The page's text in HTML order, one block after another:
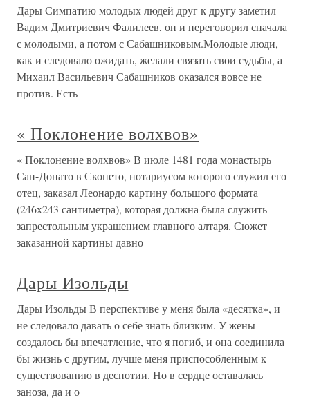
Дары Симпатию молодых людей друг к другу заметил
Вадим Дмитриевич Фалилеев, он и переговорил сначала
с молодыми, а потом с Сабашниковым.Молодые люди,
как и следовало ожидать, желали связать свои судьбы, а
Михаил Васильевич Сабашников оказался вовсе не
против. Есть
« Поклонение волхвов»
« Поклонение волхвов» В июле 1481 года монастырь
Сан-Донато в Скопето, нотариусом которого служил его
отец, заказал Леонардо картину большого формата
(246x243 сантиметра), которая должна была служить
запрестольным украшением главного алтаря. Сюжет
заказанной картины давно
Дары Изольды
Дары Изольды В перспективе у меня была «десятка», и
не следовало давать о себе знать близким. У жены
создалось бы впечатление, что я погиб, и она соединила
бы жизнь с другим, лучше меня приспособленным к
существованию в деспотии. Но в сердце оставалась
заноза, да и о